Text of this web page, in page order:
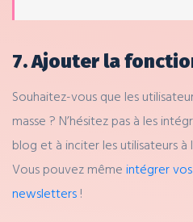
7. Ajouter la
Souhaitez-vous que les
masse ? N’hésitez pas à les
blog et à inciter les utilisateurs
Vous pouvez même intégrer
newsletters !